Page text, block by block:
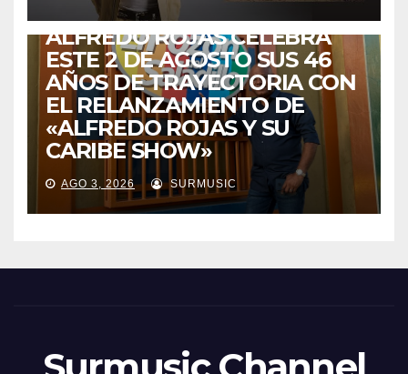
DE VUELTA A CASA:
ALFREDO ROJAS CELEBRA
ESTE 2 DE AGOSTO SUS 46
AÑOS DE TRAYECTORIA CON
EL RELANZAMIENTO DE
«ALFREDO ROJAS Y SU
CARIBE SHOW»
AGO 3, 2026 SURMUSIC